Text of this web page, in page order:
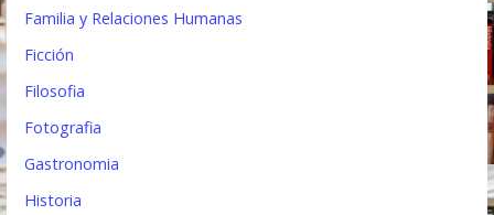
Familia y Relaciones Humanas
Ficción
Filosofia
Fotografia
Gastronomia
Historia